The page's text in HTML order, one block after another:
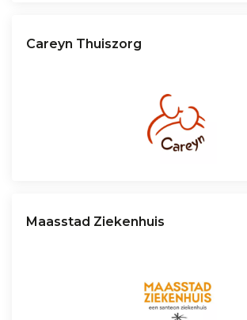
Careyn Thuiszorg
Maasstad Ziekenhuis